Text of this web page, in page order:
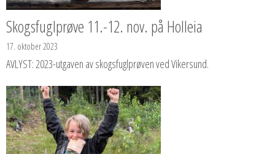
Skogsfuglprøve 11.-12. nov. på Holleia
17. oktober 2023
AVLYST: 2023-utgaven av skogsfuglprøven ved Vikersund.